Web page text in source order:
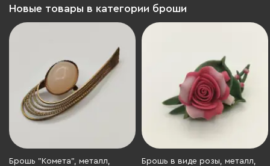
Новые товары в категории броши
Брошь "Комета", металл,
Брошь в виде розы, металл,